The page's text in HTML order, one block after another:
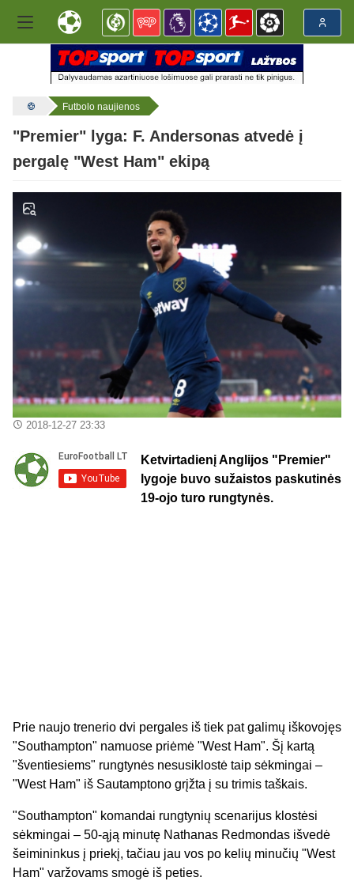
Futbolo naujienos
"Premier" lyga: F. Andersonas atvedė į
pergalę "West Ham" ekipą
2018-12-27 23:33
Ketvirtadienį Anglijos "Premier"
lygoje buvo sužaistos paskutinės
19-ojo turo rungtynės.
Prie naujo trenerio dvi pergales iš tiek pat galimų iškovojęs
"Southampton" namuose priėmė "West Ham". Šį kartą
"šventiesiems" rungtynės nesusiklostė taip sėkmingai –
"West Ham" iš Sautamptono grįžta į su trimis taškais.
"Southampton" komandai rungtynių scenarijus klostėsi
sėkmingai – 50-ąją minutę Nathanas Redmondas išvedė
šeimininkus į priekį, tačiau jau vos po kelių minučių "West
Ham" varžovams smogė iš peties.